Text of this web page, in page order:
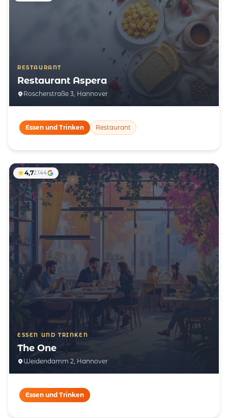
RESTAURANT
Restaurant Aspera
Roscherstraße 3, Hannover
Essen und Trinken Restaurant
ESSEN UND TRINKEN
The One
Weidendamm 2, Hannover
4,72.144
Essen und Trinken